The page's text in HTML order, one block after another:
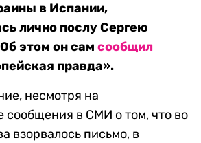
в Испании,
лично послу Сергею
этом он сам сообщил
правда».
несмотря на
сообщения в СМИ о том, что во
взорвалось письмо, в